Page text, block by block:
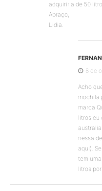
adquirir a de 50
Abraço,
Lidia.
8 de
Acho
mochila
marca
litros eu
nessa
aqui).
tem
litros